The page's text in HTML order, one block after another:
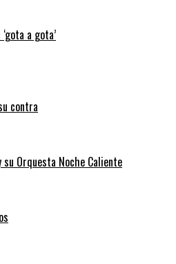
a gota’
contra
Orquesta Noche Caliente